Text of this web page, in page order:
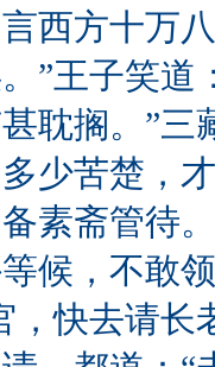
西方十万
”王子笑
耽搁。”三
少苦楚，
素斋管待
候，不敢
，快去请长